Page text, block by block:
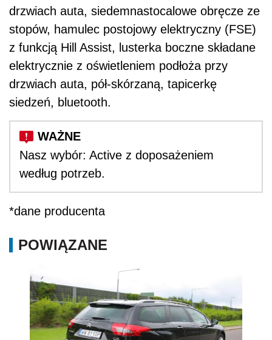
drzwiach auta, siedemnastocalowe obręcze ze
stopów, hamulec postojowy elektryczny (FSE)
z funkcją Hill Assist, lusterka boczne składane
elektrycznie z oświetleniem podłoża przy
drzwiach auta, pół-skórzaną, tapicerkę
siedzeń, bluetooth.
Nasz wybór: Active z doposażeniem
według potrzeb.
*dane producenta
POWIĄZANE